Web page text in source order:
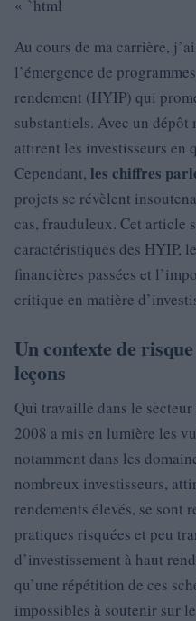
« `html
Au cours de ma carrière,
l’émergence de
rendement (HYIP) qui
substantiels. Avec un dépôt
attirent les investisseurs en
Cependant, les chiffres
projets se révèlent
cas, frauduleux. Cet article
caractéristiques des HYIP,
financières passées et
critique en matière
Un contexte de
leçons
Qui travaille dans le
2008 a mis en lumière les
notamment dans les
nombreux investisseurs,
rendements élevés, se sont
pratiques risquées et peu
d’investissement à haut
qu’une répétition de ces
impossibles à soutenir sur